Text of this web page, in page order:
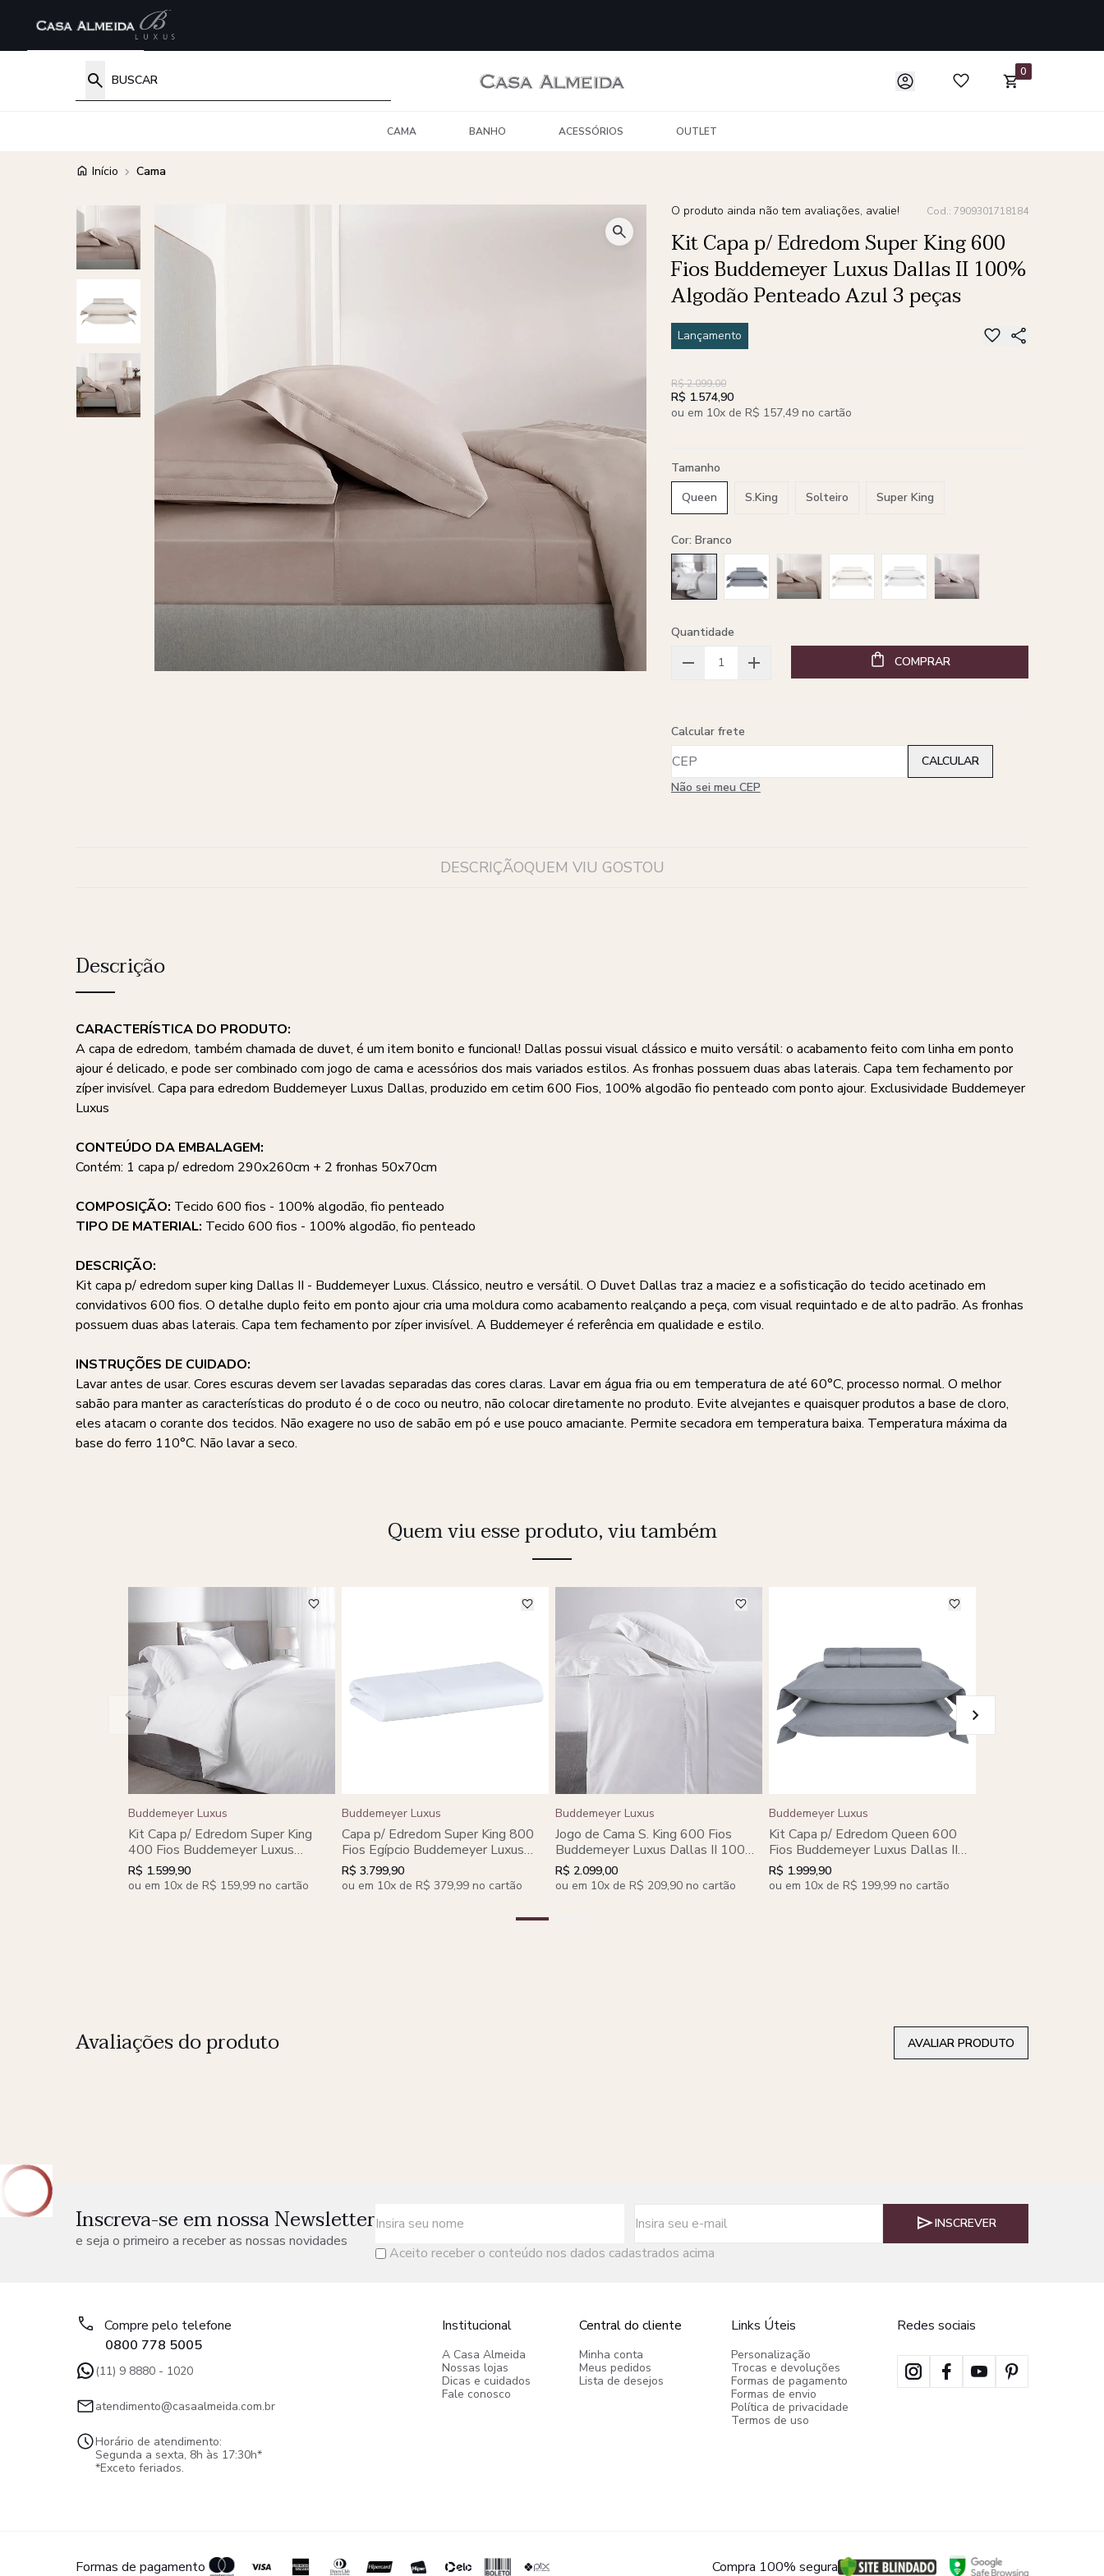
0
CAMA BANHO ACESSÓRIOS OUTLET
Início Cama
O produto ainda não tem avaliações, avalie! Cod.: 7909301718184
Kit Capa p/ Edredom Super King 600
Fios Buddemeyer Luxus Dallas II 100%
Algodão Penteado Azul 3 peças
Lançamento
R$ 2.099,00
R$ 1.574,90
ou em 10x de R$ 157,49 no cartão
Tamanho
Queen
S.King Solteiro Super King
Cor: Branco
Quantidade
COMPRAR
Calcular frete
Não sei meu CEP
DESCRIÇÃOQUEM VIU GOSTOU
Descrição
CARACTERÍSTICA DO PRODUTO:
A capa de edredom, também chamada de duvet, é um item bonito e funcional! Dallas possui visual clássico e muito versátil: o acabamento feito com linha em ponto
ajour é delicado, e pode ser combinado com jogo de cama e acessórios dos mais variados estilos. As fronhas possuem duas abas laterais. Capa tem fechamento por
zíper invisível. Capa para edredom Buddemeyer Luxus Dallas, produzido em cetim 600 Fios, 100% algodão fio penteado com ponto ajour. Exclusividade Buddemeyer
Luxus
CONTEÚDO DA EMBALAGEM:
Contém: 1 capa p/ edredom 290x260cm + 2 fronhas 50x70cm
COMPOSIÇÃO: Tecido 600 fios - 100% algodão, fio penteado
TIPO DE MATERIAL: Tecido 600 fios - 100% algodão, fio penteado
DESCRIÇÃO:
Kit capa p/ edredom super king Dallas II - Buddemeyer Luxus. Clássico, neutro e versátil. O Duvet Dallas traz a maciez e a sofisticação do tecido acetinado em
convidativos 600 fios. O detalhe duplo feito em ponto ajour cria uma moldura como acabamento realçando a peça, com visual requintado e de alto padrão. As fronhas
possuem duas abas laterais. Capa tem fechamento por zíper invisível. A Buddemeyer é referência em qualidade e estilo.
INSTRUÇÕES DE CUIDADO:
Lavar antes de usar. Cores escuras devem ser lavadas separadas das cores claras. Lavar em água fria ou em temperatura de até 60°C, processo normal. O melhor
sabão para manter as características do produto é o de coco ou neutro, não colocar diretamente no produto. Evite alvejantes e quaisquer produtos a base de cloro,
eles atacam o corante dos tecidos. Não exagere no uso de sabão em pó e use pouco amaciante. Permite secadora em temperatura baixa. Temperatura máxima da
base do ferro 110°C. Não lavar a seco.
Quem viu esse produto, viu também
Buddemeyer Luxus
Kit Capa p/ Edredom Super King
400 Fios Buddemeyer Luxus
Basquiat 100% Algodão Penteado
3 peças
R$ 1.599,90
ou em 10x de R$ 159,99 no cartão
Buddemeyer Luxus
Capa p/ Edredom Super King 800
Fios Egípcio Buddemeyer Luxus
Trento 100% Algodão Penteado
R$ 3.799,90
ou em 10x de R$ 379,99 no cartão
Buddemeyer Luxus
Jogo de Cama S. King 600 Fios
Buddemeyer Luxus Dallas II 100%
Algodão Penteado Azul 4 peças
R$ 2.099,00
ou em 10x de R$ 209,90 no cartão
Buddemeyer Luxus
Kit Capa p/ Edredom Queen 600
Fios Buddemeyer Luxus Dallas II
100% Algodão Penteado 3 peças
R$ 1.999,90
ou em 10x de R$ 199,99 no cartão
Avaliações do produto AVALIAR PRODUTO
Inscreva-se em nossa Newsletter
e seja o primeiro a receber as nossas novidades
Aceito receber o conteúdo nos dados cadastrados acima
INSCREVER
Compre pelo telefone
0800 778 5005
(11) 9 8880 - 1020
atendimento@casaalmeida.com.br
Horário de atendimento:
Segunda a sexta, 8h às 17:30h*
*Exceto feriados.
Institucional
A Casa Almeida
Nossas lojas
Dicas e cuidados
Fale conosco
Central do cliente
Minha conta
Meus pedidos
Lista de desejos
Links Úteis
Personalização
Trocas e devoluções
Formas de pagamento
Formas de envio
Política de privacidade
Termos de uso
Redes sociais
Formas de pagamento Compra 100% segura